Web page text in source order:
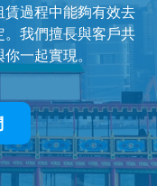
過程中能夠有效去
。我們擅長與客戶共
一起實現。